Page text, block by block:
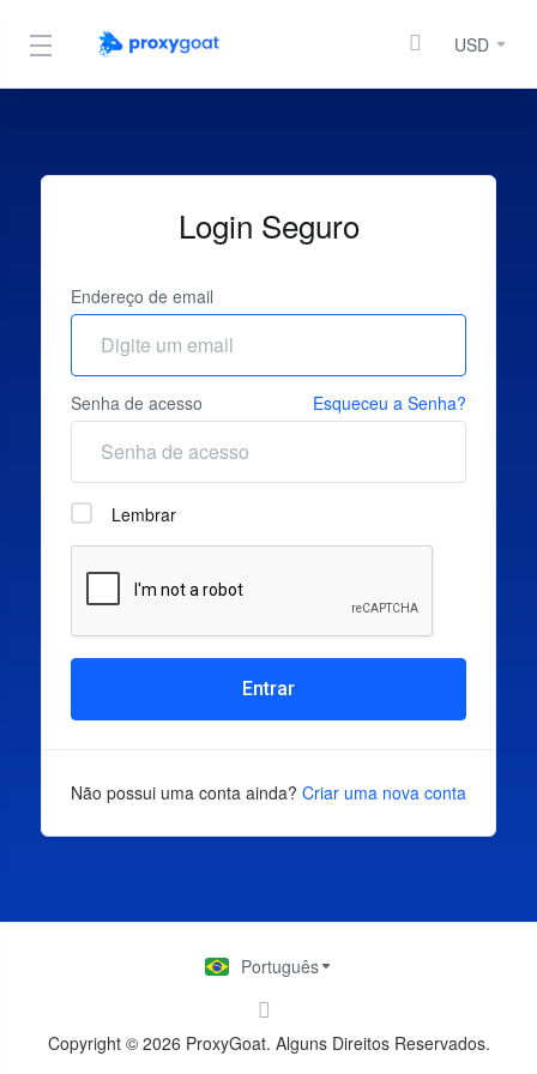
USD
Login Seguro
Endereço de email
Senha de acesso Esqueceu a Senha?
Lembrar
Entrar
Não possui uma conta ainda? Criar uma nova conta
Copyright © 2026 ProxyGoat. Alguns Direitos Reservados.
Português